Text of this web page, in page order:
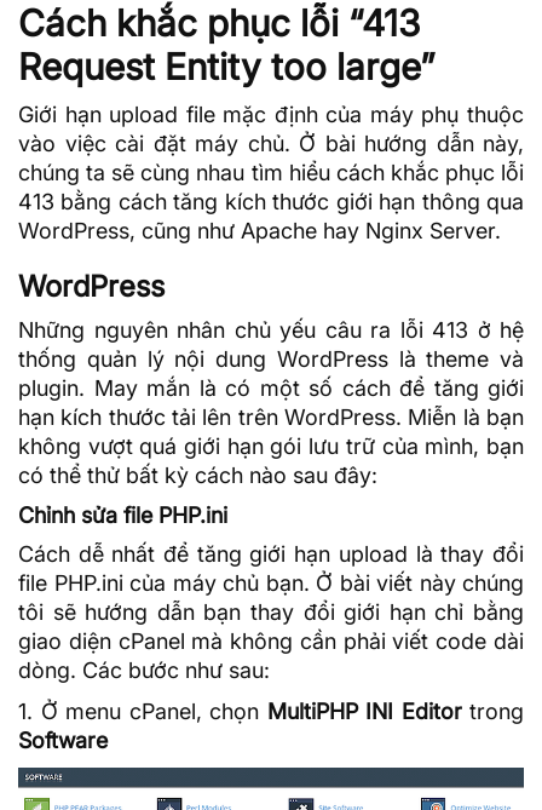
Cách khắc phục lỗi “413
Request Entity too large”
Giới hạn upload file mặc định của máy phụ thuộc
vào việc cài đặt máy chủ. Ở bài hướng dẫn này,
chúng ta sẽ cùng nhau tìm hiểu cách khắc phục lỗi
413 bằng cách tăng kích thước giới hạn thông qua
WordPress, cũng như Apache hay Nginx Server.
WordPress
Những nguyên nhân chủ yếu câu ra lỗi 413 ở hệ
thống quản lý nội dung WordPress là theme và
plugin. May mắn là có một số cách để tăng giới
hạn kích thước tải lên trên WordPress. Miễn là bạn
không vượt quá giới hạn gói lưu trữ của mình, bạn
có thể thử bất kỳ cách nào sau đây:
Chỉnh sửa file PHP.ini
Cách dễ nhất để tăng giới hạn upload là thay đổi
file PHP.ini của máy chủ bạn. Ở bài viết này chúng
tôi sẽ hướng dẫn bạn thay đổi giới hạn chỉ bằng
giao diện cPanel mà không cần phải viết code dài
dòng. Các bước như sau:
1. Ở menu cPanel, chọn MultiPHP INI Editortrong
Software